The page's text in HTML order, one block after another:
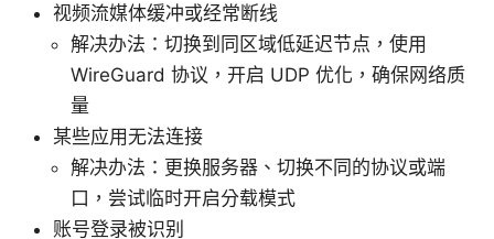
视频流媒体缓冲或经常断线
解决办法：切换到同区域低延迟节点，使用
WireGuard 协议，开启 UDP 优化，确保网络质
量
某些应用无法连接
解决办法：更换服务器、切换不同的协议或端
口，尝试临时开启分载模式
账号登录被识别